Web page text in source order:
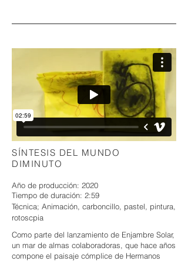
SÍNTESIS DEL MUNDO
DIMINUTO
Año de producción: 2020
Tiempo de duración: 2:59
​Técnica; Animación, carboncillo, pastel, pintura,
rotoscpia
Como parte del lanzamiento de Enjambre Solar,
un mar de almas colaboradoras, que hace años
compone el paisaje cómplice de Hermanos